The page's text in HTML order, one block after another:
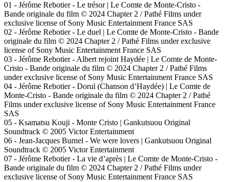
01 - Jérôme Rebotier - Le trésor | Le Comte de Monte-Cristo -
Bande originale du film © 2024 Chapter 2 / Pathé Films under
exclusive license of Sony Music Entertainment France SAS
02 - Jérôme Rebotier - Le duel | Le Comte de Monte-Cristo - Bande
originale du film © 2024 Chapter 2 / Pathé Films under exclusive
license of Sony Music Entertainment France SAS
03 - Jérôme Rebotier - Albert rejoint Haydée | Le Comte de Monte-
Cristo - Bande originale du film © 2024 Chapter 2 / Pathé Films
under exclusive license of Sony Music Entertainment France SAS
04 - Jérôme Rebotier - Dorul (Chanson d’Haydée) | Le Comte de
Monte-Cristo - Bande originale du film © 2024 Chapter 2 / Pathé
Films under exclusive license of Sony Music Entertainment France
SAS
05 - Ksamatsu Kouji - Monte Cristo | Gankutsuou Original
Soundtrack © 2005 Victor Entertainment
06 - Jean-Jacques Burnel - We were lovers | Gankutsuou Original
Soundtrack © 2005 Victor Entertainment
07 - Jérôme Rebotier - La vie d’après | Le Comte de Monte-Cristo -
Bande originale du film © 2024 Chapter 2 / Pathé Films under
exclusive license of Sony Music Entertainment France SAS